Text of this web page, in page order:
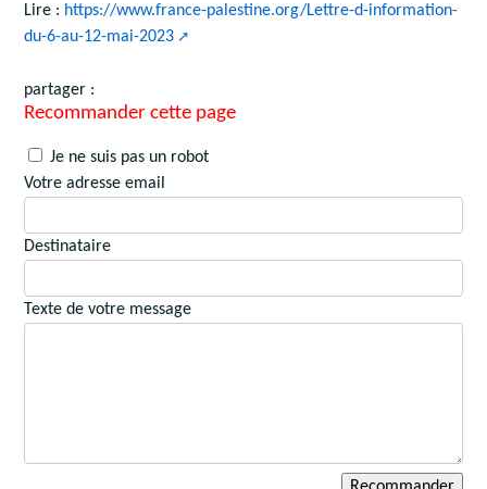
Lire : https://www.france-palestine.org/Lettre-d-information-
du-6-au-12-mai-2023
partager :
Recommander cette page
Je ne suis pas un robot
Votre adresse email
Destinataire
Texte de votre message